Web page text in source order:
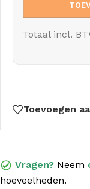
Totaal incl.
Toevoegen
Vragen? Neem
hoeveelheden.